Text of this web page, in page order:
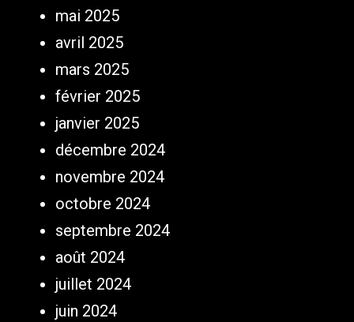
mai 2025
avril 2025
mars 2025
février 2025
janvier 2025
décembre 2024
novembre 2024
octobre 2024
septembre 2024
août 2024
juillet 2024
juin 2024